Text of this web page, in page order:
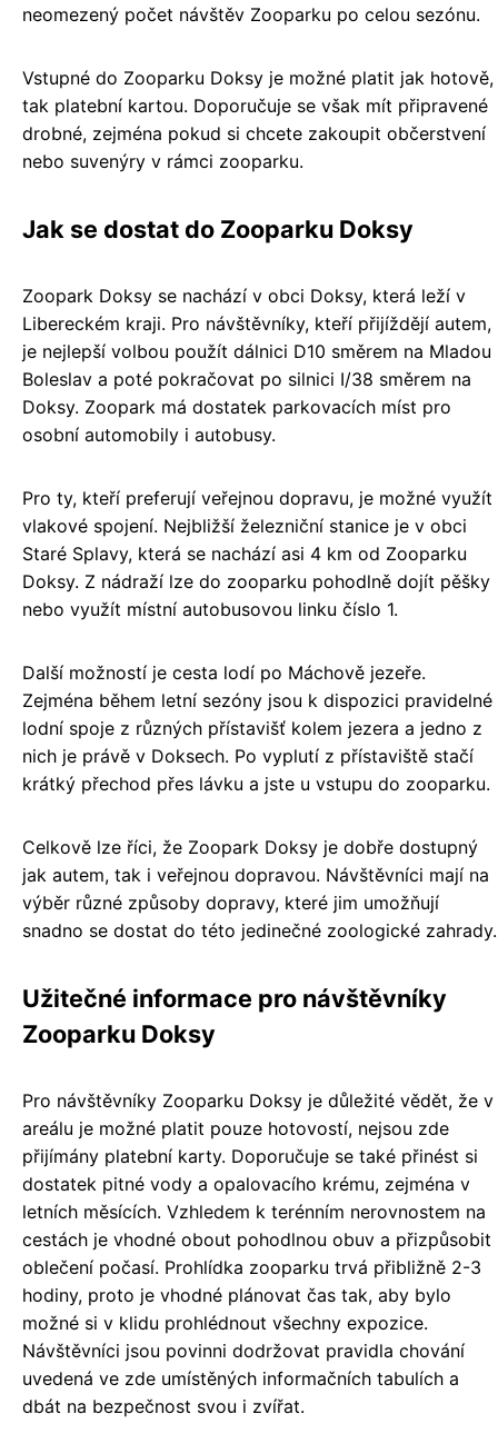
neomezený počet návštěv Zooparku po celou sezónu.
Vstupné do Zooparku Doksy je možné platit jak hotově,
tak platební kartou. Doporučuje se však mít připravené
drobné, zejména pokud si chcete zakoupit občerstvení
nebo suvenýry v rámci zooparku.
Jak se dostat do Zooparku Doksy
Zoopark Doksy se nachází v obci Doksy, která leží v
Libereckém kraji. Pro návštěvníky, kteří přijíždějí autem,
je nejlepší volbou použít dálnici D10 směrem na Mladou
Boleslav a poté pokračovat po silnici I/38 směrem na
Doksy. Zoopark má dostatek parkovacích míst pro
osobní automobily i autobusy.
Pro ty, kteří preferují veřejnou dopravu, je možné využít
vlakové spojení. Nejbližší železniční stanice je v obci
Staré Splavy, která se nachází asi 4 km od Zooparku
Doksy. Z nádraží lze do zooparku pohodlně dojít pěšky
nebo využít místní autobusovou linku číslo 1.
Další možností je cesta lodí po Máchově jezeře.
Zejména během letní sezóny jsou k dispozici pravidelné
lodní spoje z různých přístavišť kolem jezera a jedno z
nich je právě v Doksech. Po vyplutí z přístaviště stačí
krátký přechod přes lávku a jste u vstupu do zooparku.
Celkově lze říci, že Zoopark Doksy je dobře dostupný
jak autem, tak i veřejnou dopravou. Návštěvníci mají na
výběr různé způsoby dopravy, které jim umožňují
snadno se dostat do této jedinečné zoologické zahrady.
Užitečné informace pro návštěvníky
Zooparku Doksy
Pro návštěvníky Zooparku Doksy je důležité vědět, že v
areálu je možné platit pouze hotovostí, nejsou zde
přijímány platební karty. Doporučuje se také přinést si
dostatek pitné vody a opalovacího krému, zejména v
letních měsících. Vzhledem k terénním nerovnostem na
cestách je vhodné obout pohodlnou obuv a přizpůsobit
oblečení počasí. Prohlídka zooparku trvá přibližně 2-3
hodiny, proto je vhodné plánovat čas tak, aby bylo
možné si v klidu prohlédnout všechny expozice.
Návštěvníci jsou povinni dodržovat pravidla chování
uvedená ve zde umístěných informačních tabulích a
dbát na bezpečnost svou i zvířat.